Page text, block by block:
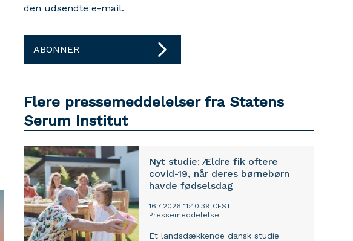
den udsendte e-mail.
ABONNER
Flere pressemeddelelser fra Statens
Serum Institut
Nyt studie: Ældre fik oftere
covid-19, når deres børnebørn
havde fødselsdag
16.7.2026 11:40:39 CEST
Pressemeddelelse
Et landsdækkende dansk studie